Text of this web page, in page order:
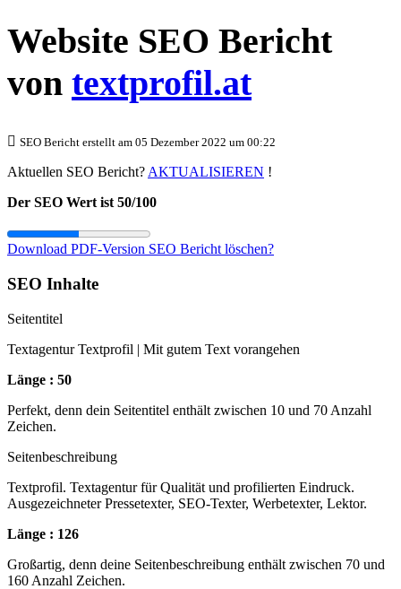
Website SEO Bericht
von textprofil.at
SEO Bericht erstellt am 05 Dezember 2022 um 00:22
Aktuellen SEO Bericht? AKTUALISIEREN !
Der SEO Wert ist 50/100
Download PDF-Version SEO Bericht löschen?
SEO Inhalte
Seitentitel
Textagentur Textprofil | Mit gutem Text vorangehen
Länge : 50
Perfekt, denn dein Seitentitel enthält zwischen 10 und 70 Anzahl
Zeichen.
Seitenbeschreibung
Textprofil. Textagentur für Qualität und profilierten Eindruck.
Ausgezeichneter Pressetexter, SEO-Texter, Werbetexter, Lektor.
Länge : 126
Großartig, denn deine Seitenbeschreibung enthält zwischen 70 und
160 Anzahl Zeichen.